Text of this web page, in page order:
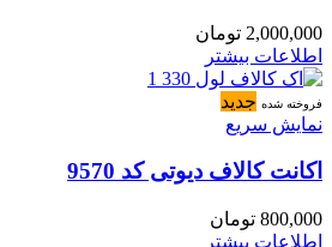
2,000,000 تومان
اطلاعات بیشتر
فروخته شده جدید
نمایش سریع
اکانت کالاف دیوتی کد 9570
800,000 تومان
اطلاعات بیشتر